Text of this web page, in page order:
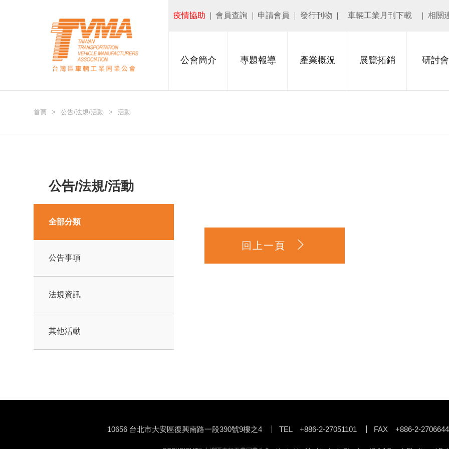
公會簡介 專題報導 產業概況 展覽拓銷 研討
疫情協助 會員查詢 申請會員 發行刊物 車輛工業月刊下載 相關
首頁 公告/法規/活動 活動
公告/法規/活動
全部分類
公告事項
法規資訊
其他活動
回上一頁
10656 台北市大安區復興南路一段390號9樓之4 TEL +886-2-27051101 FAX +886-2-